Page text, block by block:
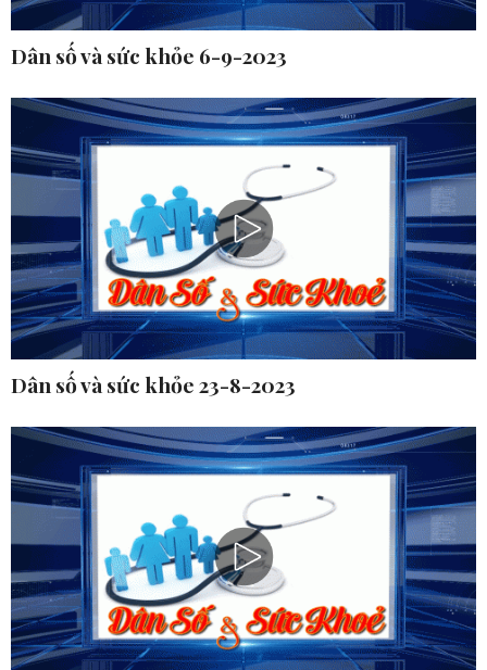
Dân số và sức khỏe 6-9-2023
Dân số và sức khỏe 23-8-2023